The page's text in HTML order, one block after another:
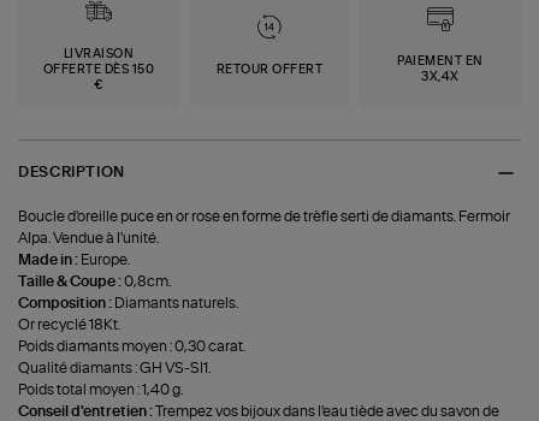
LIVRAISON
OFFERTE DÈS 150
€
RETOUR OFFERT
PAIEMENT EN
3X,4X
DESCRIPTION
Boucle d'oreille puce en or rose en forme de trèfle serti de diamants. Fermoir
Alpa. Vendue à l'unité.
Made in : Europe.
Taille & Coupe :0,8cm.
Composition : Diamants naturels.
Or recyclé 18Kt.
Poids diamants moyen : 0,30 carat.
Qualité diamants : GH VS-SI1.
Poids total moyen : 1,40 g.
Conseil d'entretien :Trempez vos bijoux dans l'eau tiède avec du savon de